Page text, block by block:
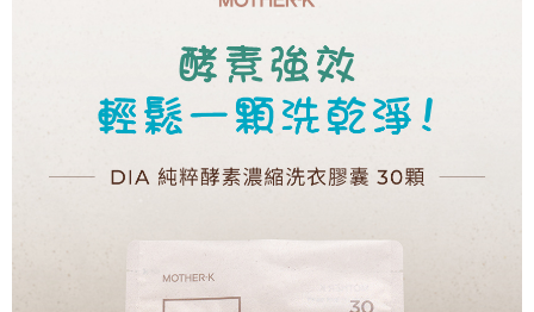
是否繳費成功／繳費後需取消欲退款等相關疑問，請聯繫「AFTEE先享後付
https://netprotections.freshdesk.com/support/home
【注意事項】
１．透過由恩沛科技股份有限公司提供之「AFTEE先享後付」服務完成之交
權轉讓予恩沛科技股份有限公司。
３．未成年的使用者請事先徵得法定代理人或監護人之同意方可使用
「AFTEE先享後付」，若未經同意申辦者引起之損失，本公司不負相關責
４．使用「AFTEE先享後付」時，將依據個別帳號之用戶狀況，依本公司即